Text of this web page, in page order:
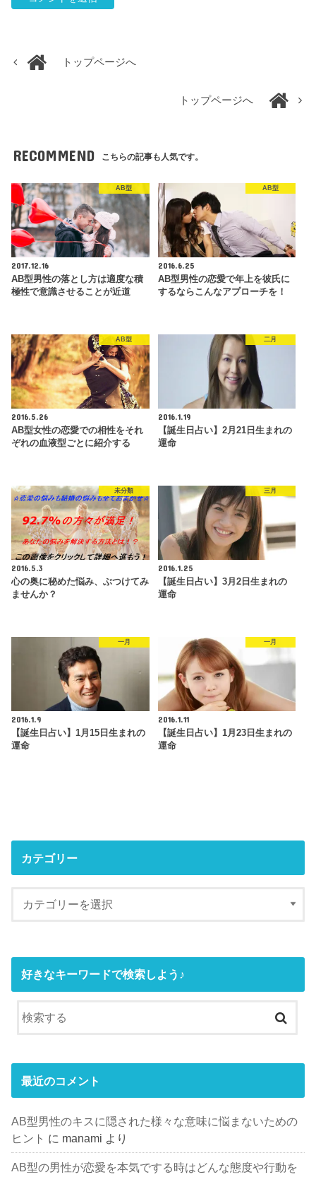
トップページへ
トップページへ
RECOMMEND こちらの記事も人気です。
AB型
2017.12.16
AB型男性の落とし方は適度な積
極性で意識させることが近道
AB型
2016.6.25
AB型男性の恋愛で年上を彼氏に
するならこんなアプローチを！
AB型
2016.5.26
AB型女性の恋愛での相性をそれ
ぞれの血液型ごとに紹介する
二月
2016.1.19
【誕生日占い】2月21日生まれの
運命
未分類
2016.5.3
心の奥に秘めた悩み、ぶつけてみ
ませんか？
三月
2016.1.25
【誕生日占い】3月2日生まれの
運命
一月
2016.1.9
【誕生日占い】1月15日生まれの
運命
一月
2016.1.11
【誕生日占い】1月23日生まれの
運命
カテゴリー
好きなキーワードで検索しよう♪
最近のコメント
AB型男性のキスに隠された様々な意味に悩まないための
ヒント に manami より
AB型の男性が恋愛を本気でする時はどんな態度や行動を